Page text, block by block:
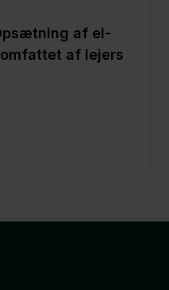
af el-
af lejers